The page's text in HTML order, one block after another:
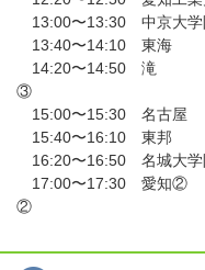
13:00〜13:30 中京大
13:40〜14:10
14:20〜14:50 滝
③
15:00〜15:30 名
15:40〜16:10
16:20〜16:50 名城
17:00〜17:30 愛
②